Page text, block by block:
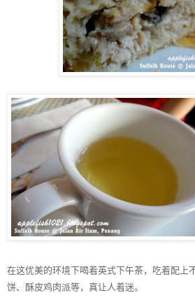
在这优美的环境下喝着英式下午茶，吃着配上
饼、酥皮鸡肉派等，真让人着迷。